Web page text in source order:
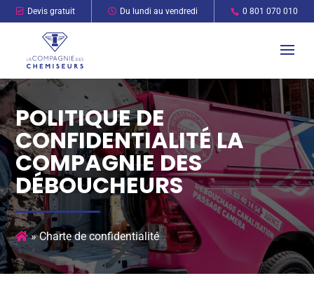
Devis gratuit Du lundi au vendredi 0 801 070 010
POLITIQUE DE
CONFIDENTIALITÉ LA
COMPAGNIE DES
DÉBOUCHEURS
»Charte de confidentialité